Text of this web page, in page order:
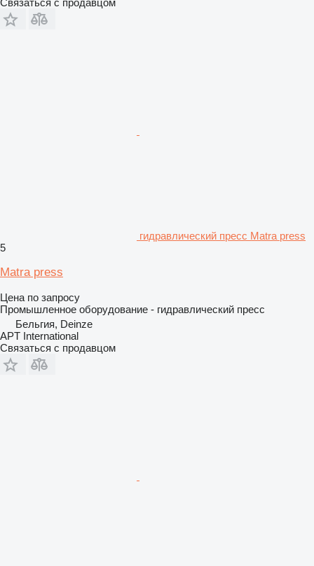
Связаться с продавцом
гидравлический пресс Matra press
5
Matra press
Цена по запросу
Промышленное оборудование - гидравлический пресс
Бельгия, Deinze
APT International
Связаться с продавцом